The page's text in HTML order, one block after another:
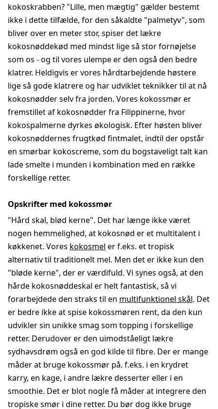
kokoskrabben? "Lille, men mægtig" gælder bestemt
ikke i dette tilfælde, for den såkaldte "palmetyv", som
bliver over en meter stor, spiser det lækre
kokosnøddekød med mindst lige så stor fornøjelse
som os - og til vores ulempe er den også den bedre
klatrer. Heldigvis er vores hårdtarbejdende høstere
lige så gode klatrere og har udviklet teknikker til at nå
kokosnødder selv fra jorden. Vores kokossmør er
fremstillet af kokosnødder fra Filippinerne, hvor
kokospalmerne dyrkes økologisk. Efter høsten bliver
kokosnøddernes frugtkød fintmalet, indtil der opstår
en smørbar kokoscreme, som du bogstaveligt talt kan
lade smelte i munden i kombination med en række
forskellige retter.
Opskrifter med kokossmør
"Hård skal, blød kerne". Det har længe ikke været
nogen hemmelighed, at kokosnød er et multitalent i
køkkenet. Vores kokosmel er f.eks. et tropisk
alternativ til traditionelt mel. Men det er ikke kun den
"bløde kerne", der er værdifuld. Vi synes også, at den
hårde kokosnøddeskal er helt fantastisk, så vi
forarbejdede den straks til en multifunktionel skål. Det
er bedre ikke at spise kokossmøren rent, da den kun
udvikler sin unikke smag som topping i forskellige
retter. Derudover er den uimodståeligt lækre
sydhavsdrøm også en god kilde til fibre. Der er mange
måder at bruge kokossmør på. f.eks. i en krydret
karry, en kage, i andre lækre desserter eller i en
smoothie. Det er blot nogle få måder at integrere den
tropiske smør i dine retter. Du bør dog ikke bruge